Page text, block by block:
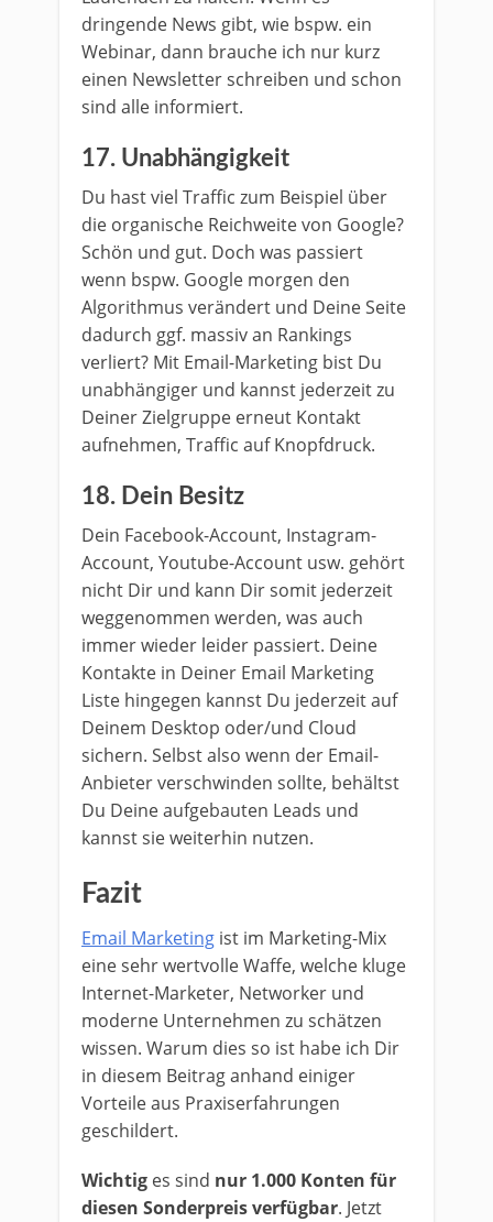
dringende News gibt, wie bspw. ein
Webinar, dann brauche ich nur kurz
einen Newsletter schreiben und schon
sind alle informiert.
17. Unabhängigkeit
Du hast viel Traffic zum Beispiel über
die organische Reichweite von Google?
Schön und gut. Doch was passiert
wenn bspw. Google morgen den
Algorithmus verändert und Deine Seite
dadurch ggf. massiv an Rankings
verliert? Mit Email-Marketing bist Du
unabhängiger und kannst jederzeit zu
Deiner Zielgruppe erneut Kontakt
aufnehmen, Traffic auf Knopfdruck.
18. Dein Besitz
Dein Facebook-Account, Instagram-
Account, Youtube-Account usw. gehört
nicht Dir und kann Dir somit jederzeit
weggenommen werden, was auch
immer wieder leider passiert. Deine
Kontakte in Deiner Email Marketing
Liste hingegen kannst Du jederzeit auf
Deinem Desktop oder/und Cloud
sichern. Selbst also wenn der Email-
Anbieter verschwinden sollte, behältst
Du Deine aufgebauten Leads und
kannst sie weiterhin nutzen.
Fazit
Email Marketing ist im Marketing-Mix
eine sehr wertvolle Waffe, welche kluge
Internet-Marketer, Networker und
moderne Unternehmen zu schätzen
wissen. Warum dies so ist habe ich Dir
in diesem Beitrag anhand einiger
Vorteile aus Praxiserfahrungen
geschildert.
Wichtig es sind nur 1.000 Konten für
diesen Sonderpreis verfügbar. Jetzt